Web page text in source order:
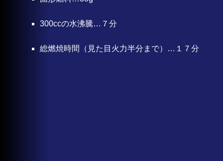
300ccの水沸騰…７分
総燃焼時間（見た目火力半分まで）…１７分